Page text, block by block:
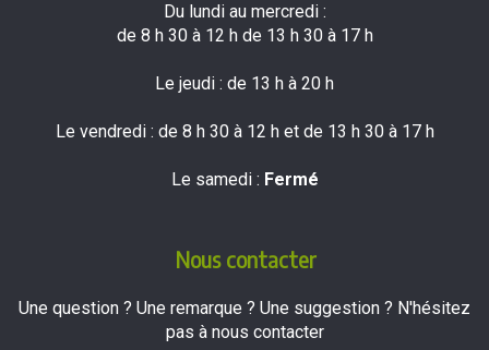
Du lundi au mercredi :
de 8 h 30 à 12 h de 13 h 30 à 17 h
Le jeudi : de 13 h à 20 h
Le vendredi : de 8 h 30 à 12 h et de 13 h 30 à 17 h
Le samedi : Fermé
Nous contacter
Une question ? Une remarque ? Une suggestion ? N'hésitez
pas à nous contacter